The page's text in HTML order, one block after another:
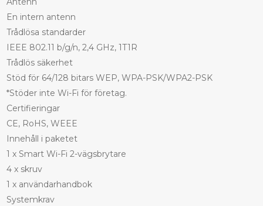
En intern antenn
Trådlösa standarder
IEEE 802.11 b/g/n, 2,4 GHz, 1T1R
Trådlös säkerhet
Stöd för 64/128 bitars WEP, WPA-PSK/WPA2-PSK
*Stöder inte Wi-Fi för företag.
Certifieringar
CE, RoHS, WEEE
Innehåll i paketet
1 x Smart Wi-Fi 2-vägsbrytare
4 x skruv
1 x användarhandbok
Systemkrav